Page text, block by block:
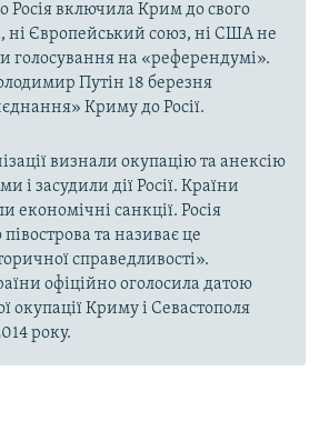
Росія включила Крим до свого
ні Європейський союз, ні США не
голосування на «референдумі».
Путін 18 березня
Криму до Росії.
визнали окупацію та анексію
і засудили дії Росії. Країни
економічні санкції. Росія
та називає це
справедливості».
офіційно оголосила датою
окупації Криму і Севастополя
року.